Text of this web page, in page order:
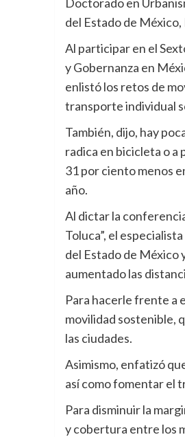
del Estado de
Al participar en el
y Gobernanza en
enlistó los retos de
transporte individual
También, dijo, hay
radica en bicicleta o a
31 por ciento menos
año.
Al dictar la
Toluca”, el
del Estado de México
aumentado las
Para hacerle frente a
movilidad sostenible,
las ciudades.
Asimismo, enfatizó
así como fomentar el
Para disminuir la
y cobertura entre los